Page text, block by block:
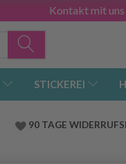
Kontakt mit uns
STICKEREI
90 TAGE